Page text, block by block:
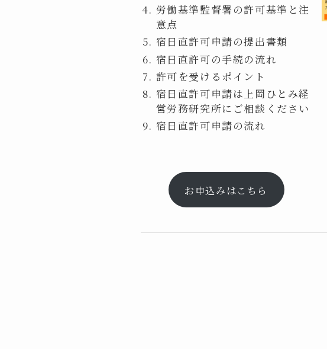
労働基準監督署の許可基準と注
意点
宿日直許可申請の提出書類
宿日直許可の手続の流れ
許可を受けるポイント
宿日直許可申請は上岡ひとみ経
営労務研究所にご相談ください
宿日直許可申請の流れ
お申込みはこちら